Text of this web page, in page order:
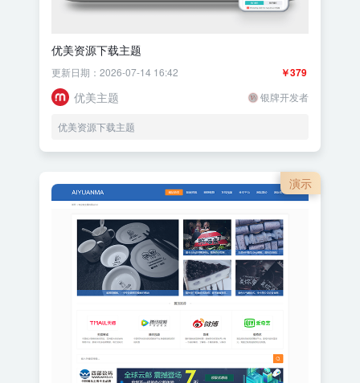
优美资源下载主题
￥379
更新日期：2026-07-14 16:42
优美主题 银牌开发者
优美资源下载主题
演示